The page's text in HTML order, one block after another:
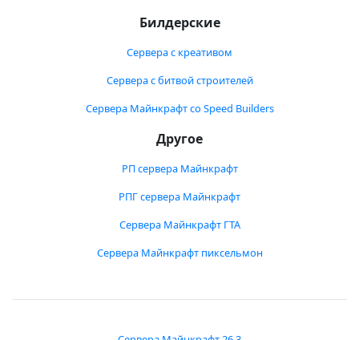
Билдерские
Сервера с креативом
Сервера с битвой строителей
Сервера Майнкрафт со Speed Builders
Другое
РП сервера Майнкрафт
РПГ сервера Майнкрафт
Сервера Майнкрафт ГТА
Сервера Майнкрафт пиксельмон